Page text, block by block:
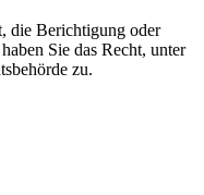
die Berichtigung oder
Sie das Recht, unter
zu.